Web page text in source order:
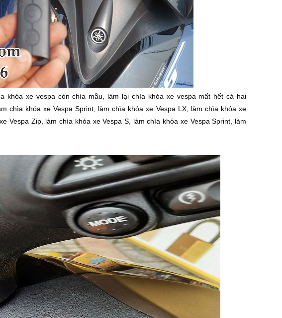
khóa xe vespa còn chìa mẫu, làm lại chìa khóa xe vespa mất hết cả hai
chìa khóa xe Vespa Sprint, làm chìa khóa xe Vespa LX, làm chìa khóa xe
Vespa Zip, làm chìa khóa xe Vespa S, làm chìa khóa xe Vespa Sprint, làm